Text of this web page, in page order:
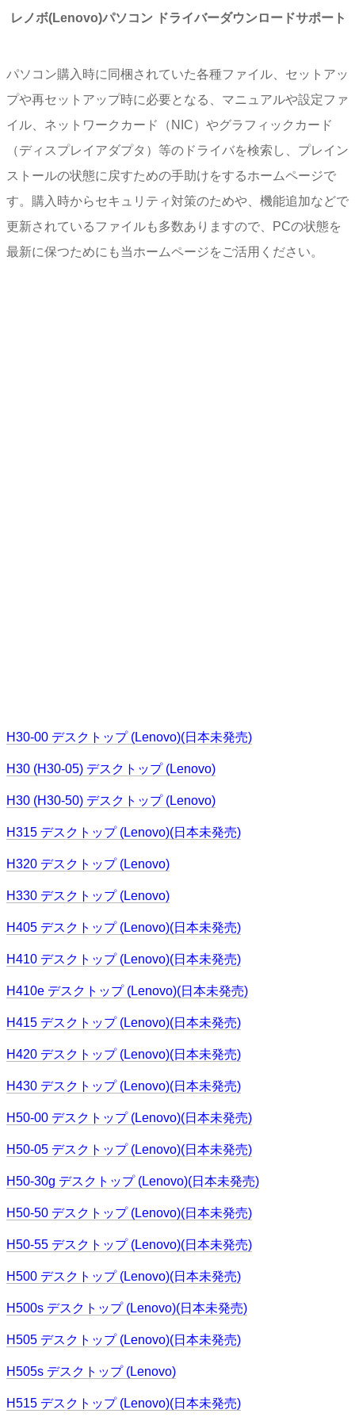
レノボ(Lenovo)パソコン ドライバーダウンロードサポート
パソコン購入時に同梱されていた各種ファイル、セットアッ
プや再セットアップ時に必要となる、マニュアルや設定ファ
イル、ネットワークカード（NIC）やグラフィックカード
（ディスプレイアダプタ）等のドライバを検索し、プレイン
ストールの状態に戻すための手助けをするホームページで
す。購入時からセキュリティ対策のためや、機能追加などで
更新されているファイルも多数ありますので、PCの状態を
最新に保つためにも当ホームページをご活用ください。
H30-00 デスクトップ (Lenovo)(日本未発売)
H30 (H30-05) デスクトップ (Lenovo)
H30 (H30-50) デスクトップ (Lenovo)
H315 デスクトップ (Lenovo)(日本未発売)
H320 デスクトップ (Lenovo)
H330 デスクトップ (Lenovo)
H405 デスクトップ (Lenovo)(日本未発売)
H410 デスクトップ (Lenovo)(日本未発売)
H410e デスクトップ (Lenovo)(日本未発売)
H415 デスクトップ (Lenovo)(日本未発売)
H420 デスクトップ (Lenovo)(日本未発売)
H430 デスクトップ (Lenovo)(日本未発売)
H50-00 デスクトップ (Lenovo)(日本未発売)
H50-05 デスクトップ (Lenovo)(日本未発売)
H50-30g デスクトップ (Lenovo)(日本未発売)
H50-50 デスクトップ (Lenovo)(日本未発売)
H50-55 デスクトップ (Lenovo)(日本未発売)
H500 デスクトップ (Lenovo)(日本未発売)
H500s デスクトップ (Lenovo)(日本未発売)
H505 デスクトップ (Lenovo)(日本未発売)
H505s デスクトップ (Lenovo)
H515 デスクトップ (Lenovo)(日本未発売)